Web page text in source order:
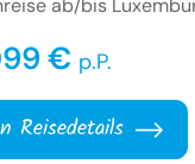
ab/bis
€ p.P.
Reisedetails